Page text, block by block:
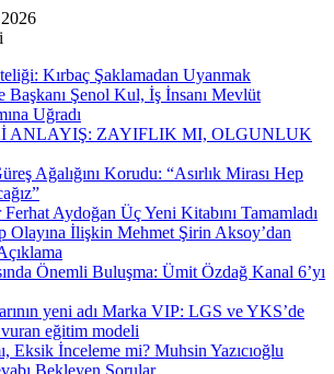
Kırbaç Şaklamadan Uyanmak
Başkanı Şenol Kul, İş İnsanı Mevlüt
Uğradı
ANLAYIŞ: ZAYIFLIK MI, OLGUNLUK
Ağalığını Korudu: “Asırlık Mirası Hep
Aydoğan Üç Yeni Kitabını Tamamladı
Olayına İlişkin Mehmet Şirin Aksoy’dan
Önemli Buluşma: Ümit Özdağ Kanal 6’yı
yeni adı Marka VIP: LGS ve YKS’de
eğitim modeli
Eksik İnceleme mi? Muhsin Yazıcıoğlu
Bekleyen Sorular